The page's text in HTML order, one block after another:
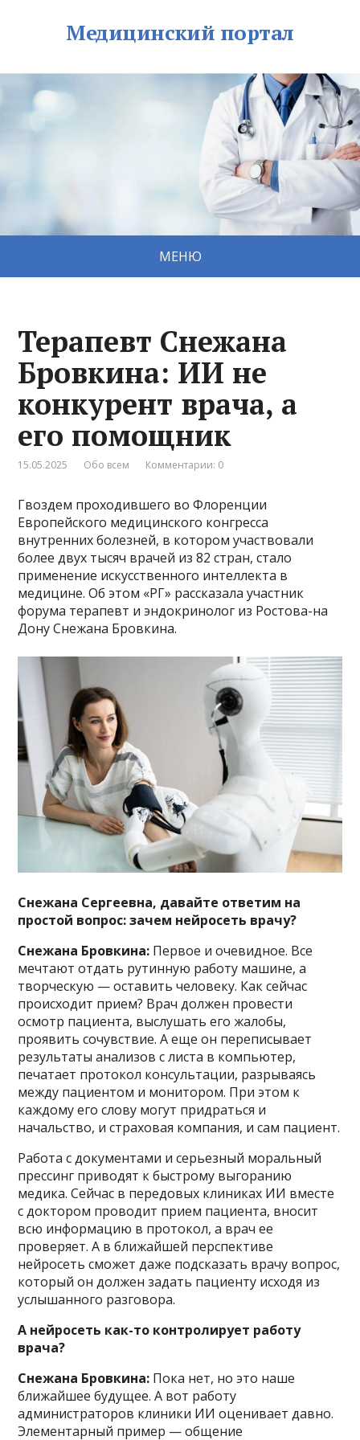
Медицинский портал
МЕНЮ
Терапевт Снежана
Бровкина: ИИ не
конкурент врача, а
его помощник
15.05.2025 Обо всем Комментарии: 0
Гвоздем проходившего во Флоренции
Европейского медицинского конгресса
внутренних болезней, в котором участвовали
более двух тысяч врачей из 82 стран, стало
применение искусственного интеллекта в
медицине. Об этом «РГ» рассказала участник
форума терапевт и эндокринолог из Ростова-на
Дону Снежана Бровкина.
Снежана Сергеевна, давайте ответим на
простой вопрос: зачем нейросеть врачу?
Снежана Бровкина: Первое и очевидное. Все
мечтают отдать рутинную работу машине, а
творческую — оставить человеку. Как сейчас
происходит прием? Врач должен провести
осмотр пациента, выслушать его жалобы,
проявить сочувствие. А еще он переписывает
результаты анализов с листа в компьютер,
печатает протокол консультации, разрываясь
между пациентом и монитором. При этом к
каждому его слову могут придраться и
начальство, и страховая компания, и сам пациент.
Работа с документами и серьезный моральный
прессинг приводят к быстрому выгоранию
медика. Сейчас в передовых клиниках ИИ вместе
с доктором проводит прием пациента, вносит
всю информацию в протокол, а врач ее
проверяет. А в ближайшей перспективе
нейросеть сможет даже подсказать врачу вопрос,
который он должен задать пациенту исходя из
услышанного разговора.
А нейросеть как-то контролирует работу
врача?
Снежана Бровкина: Пока нет, но это наше
ближайшее будущее. А вот работу
администраторов клиники ИИ оценивает давно.
Элементарный пример — общение